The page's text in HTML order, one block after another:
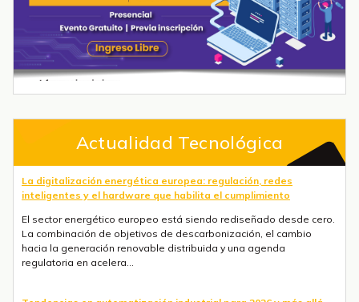
Actualidad Tecnológica
La digitalización energética europea: regulación, redes
inteligentes y el hardware que habilita el cumplimiento
El sector energético europeo está siendo rediseñado desde cero.
La combinación de objetivos de descarbonización, el cambio
hacia la generación renovable distribuida y una agenda
regulatoria en acelera...